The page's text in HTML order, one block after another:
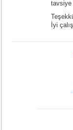
tavsiye
İyi